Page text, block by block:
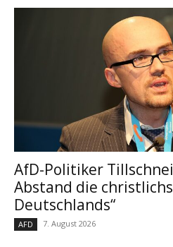
AfD-Politiker
Abstand die
Deutschlands“
AFD 7. August 2026